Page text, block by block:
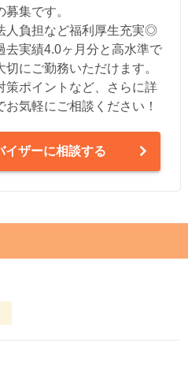
集です。
人負担など福利厚生充実◎
去実績4.0ヶ月分と高水準で
にご勤務いただけます。
策ポイントなど、さらに詳
気軽にご相談ください！
イザーに相談する